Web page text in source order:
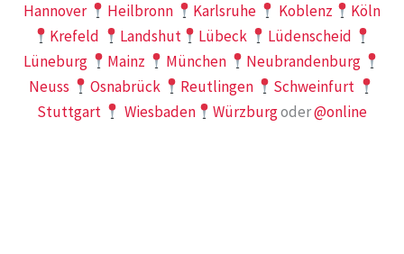
Hannover
Heilbronn Karlsruhe Koblenz
Köln
Krefeld
Landshut Lübeck
Lüdenscheid
Lüneburg
Mainz München
Neubrandenburg
Neuss
Osnabrück Reutlingen
Schweinfurt
Stuttgart
Wiesbaden Würzburgoder@online